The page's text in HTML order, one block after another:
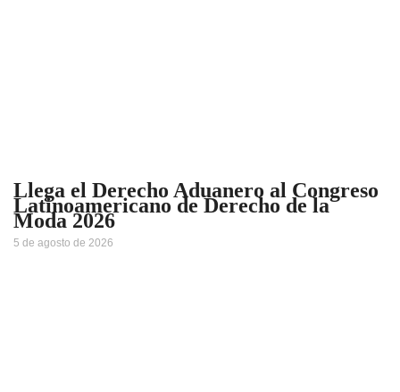
Llega el Derecho Aduanero al Congreso
Latinoamericano de Derecho de la
Moda 2026
5 de agosto de 2026